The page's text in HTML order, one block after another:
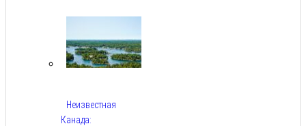
Неизвестная
Канада: